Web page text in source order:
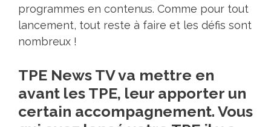
programmes en contenus. Comme pour tout
lancement, tout reste à faire et les défis sont
nombreux !
TPE News TV va mettre en
avant les TPE, leur apporter un
certain accompagnement. Vous